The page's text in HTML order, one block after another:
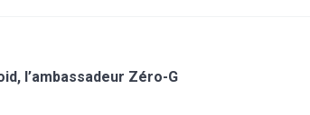
l’ambassadeur Zéro-G